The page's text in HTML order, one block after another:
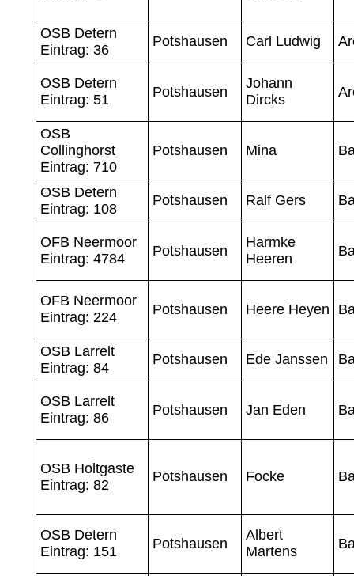
OSB Detern
Eintrag: 36
Potshausen Carl Ludwig
OSB Detern
Eintrag: 51
Potshausen
Johann
Dircks
OSB
Collinghorst
Eintrag: 710
Potshausen Mina
OSB Detern
Eintrag: 108
Potshausen Ralf Gers
OFB Neermoor
Eintrag: 4784
Potshausen
Harmke
Heeren
OFB Neermoor
Eintrag: 224
Potshausen Heere Heyen
OSB Larrelt
Eintrag: 84
Potshausen Ede Janssen
OSB Larrelt
Eintrag: 86
Potshausen Jan Eden
OSB Holtgaste
Eintrag: 82
Potshausen Focke
OSB Detern
Eintrag: 151
Potshausen
Albert
Martens